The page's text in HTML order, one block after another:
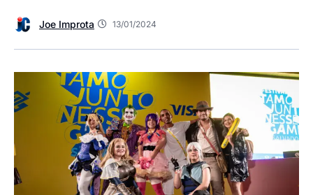
Joe Improta 13/01/2024